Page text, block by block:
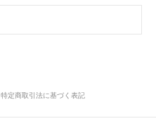
特定商取引法に基づく表記